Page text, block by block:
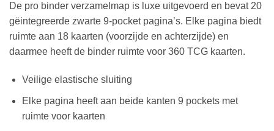
De pro binder verzamelmap is luxe uitgevoerd en bevat 20
gëintegreerde zwarte 9-pocket pagina’s. Elke pagina biedt
ruimte aan 18 kaarten (voorzijde en achterzijde) en
daarmee heeft de binder ruimte voor 360 TCG kaarten.
Veilige elastische sluiting
Elke pagina heeft aan beide kanten 9 pockets met
ruimte voor kaarten